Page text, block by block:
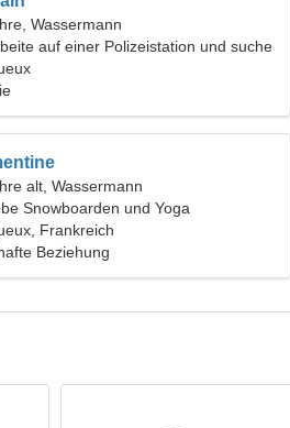
Wassermann
auf einer Polizeistation und suche
Frau
alt, Wassermann
Snowboarden und Yoga
Frankreich
Beziehung